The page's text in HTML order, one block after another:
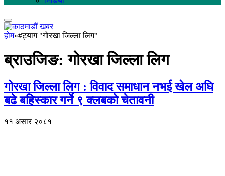
होम»#ट्याग "गोरखा जिल्ला लिग"
ब्राउजिङ:गोरखा जिल्ला लिग
गोरखा जिल्ला लिग : विवाद समाधान नभई खेल अघि
बढे बहिस्कार गर्ने ९ क्लबको चेतावनी
११ असार २०८१